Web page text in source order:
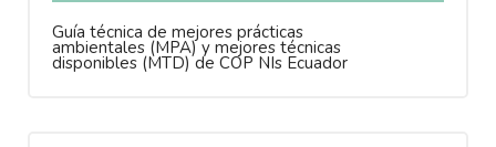
Guía técnica de mejores prácticas
ambientales (MPA) y mejores técnicas
disponibles (MTD) de COP NIs Ecuador